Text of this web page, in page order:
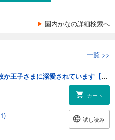
園内かなの詳細検索へ
一覧 >>
没落令嬢だけど何故か王子さまに溺愛されています【単話売】 2話
カート
試し読み